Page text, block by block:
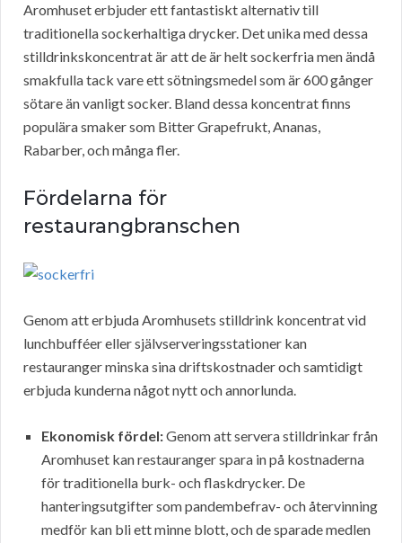
Aromhuset erbjuder ett fantastiskt alternativ till
traditionella sockerhaltiga drycker. Det unika med dessa
stilldrinkskoncentrat är att de är helt sockerfria men ändå
smakfulla tack vare ett sötningsmedel som är 600 gånger
sötare än vanligt socker. Bland dessa koncentrat finns
populära smaker som Bitter Grapefrukt, Ananas,
Rabarber, och många fler.
Fördelarna för
restaurangbranschen
Genom att erbjuda Aromhusets stilldrink koncentrat vid
lunchbufféer eller självserveringsstationer kan
restauranger minska sina driftskostnader och samtidigt
erbjuda kunderna något nytt och annorlunda.
Ekonomisk fördel:Genom att servera stilldrinkar från
Aromhuset kan restauranger spara in på kostnaderna
för traditionella burk- och flaskdrycker. De
hanteringsutgifter som pandembefrav- och återvinning
medför kan bli ett minne blott, och de sparade medlen